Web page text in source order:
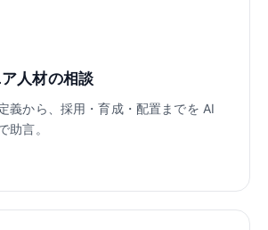
人材の相談
義から、採用・育成・配置までを AI
助言。